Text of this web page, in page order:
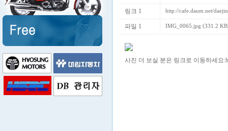
링크 1 http://cafe.daum.net/
파일 1 IMG_0065.jpg (331.2
사진 더 보실 분은 링크로 이동하세요: